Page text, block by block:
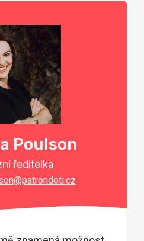
Poulson
ředitelka